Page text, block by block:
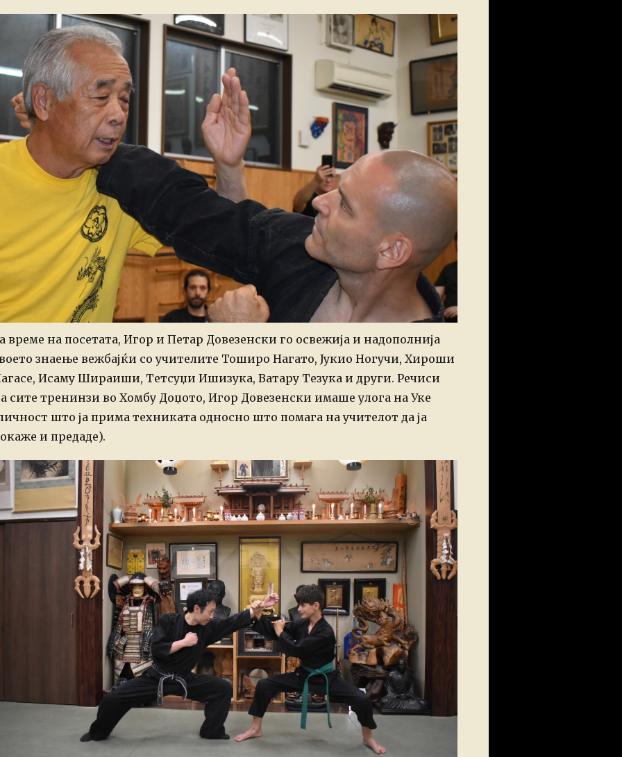
време на посетата, Игор и Петар Довезенски го освежија и надополнија
знаење вежбајќи со учителите Тоширо Нагато, Јукио Ногучи, Хироши
Исаму Шираиши, Тетсуџи Ишизука, Ватару Тезука и други. Речиси
сите тренинзи во Хомбу Доџото, Игор Довезенски имаше улога на Уке
што ја прима техниката односно што помага на учителот да ја
и предаде).